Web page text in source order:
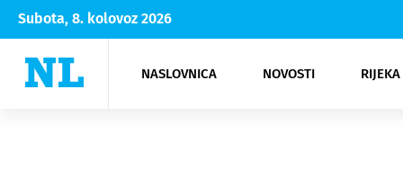
Subota, 8. kolovoz 2026
NASLOVNICA NOVOSTI
Rijeka Opatija
NK
Moda
Kultura